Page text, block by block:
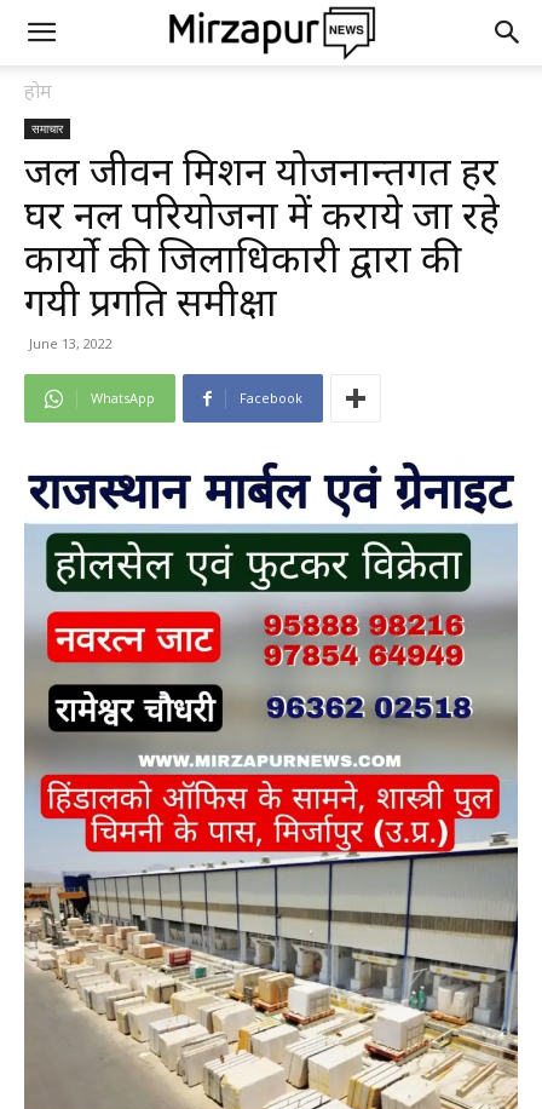
होम
समाचार
जल जीवन मिशन योजनान्तर्गत हर
घर नल परियोजना में कराये जा रहे
कार्यो की जिलाधिकारी द्वारा की
गयी प्रगति समीक्षा
June 13, 2022
WhatsApp Facebook